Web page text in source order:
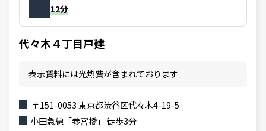
12分
代々木４丁目戸建
表示賃料には光熱費が含まれております
〒151-0053 東京都渋谷区代々木4-19-5
小田急線「参宮橋」 徒歩3分